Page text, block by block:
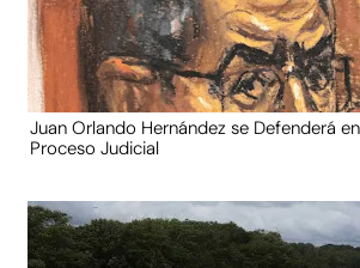
Juan Orlando Hernández se Defenderá
Proceso Judicial